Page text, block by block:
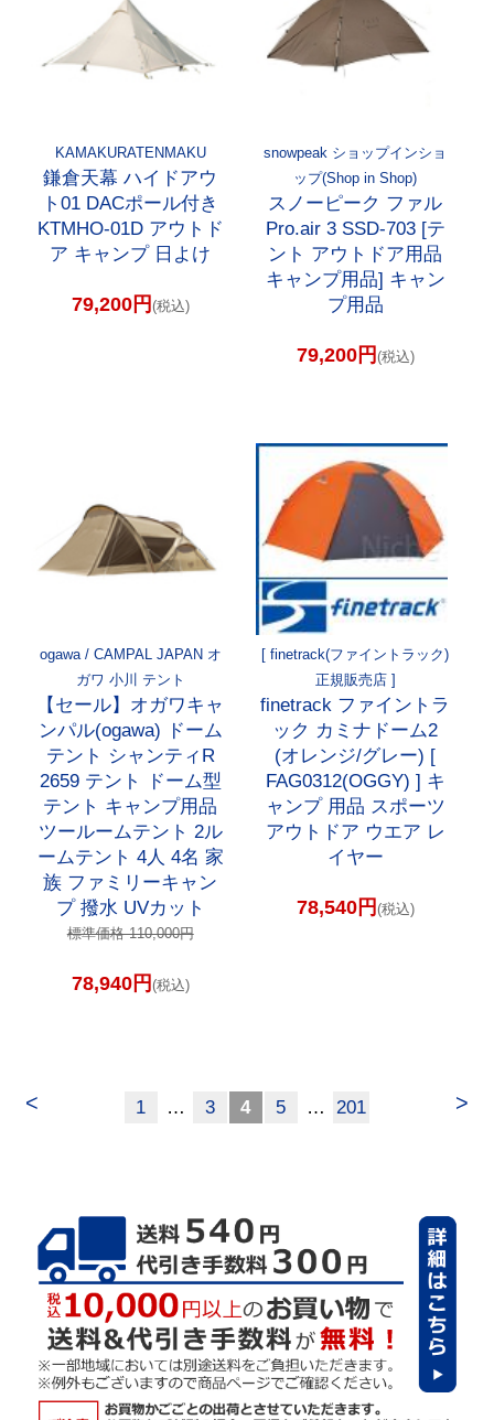
KAMAKURATENMAKU
鎌倉天幕 ハイドアウ
ト01 DACポール付き
KTMHO-01D アウトド
ア キャンプ 日よけ
79,200円 (税込)
snowpeak ショップインショ
ップ(Shop in Shop)
スノーピーク ファル
Pro.air 3 SSD-703 [テ
ント アウトドア用品
キャンプ用品] キャン
プ用品
79,200円 (税込)
ogawa / CAMPAL JAPAN オ
ガワ 小川 テント
【セール】オガワキャ
ンパル(ogawa) ドーム
テント シャンティR
2659 テント ドーム型
テント キャンプ用品
ツールームテント 2ル
ームテント 4人 4名 家
族 ファミリーキャン
プ 撥水 UVカット
標準価格 110,000円
78,940円 (税込)
[ finetrack(ファイントラック)
正規販売店 ]
finetrack ファイントラ
ック カミナドーム2
(オレンジ/グレー) [
FAG0312(OGGY) ] キ
ャンプ 用品 スポーツ
アウトドア ウエア レ
イヤー
78,540円 (税込)
< >
1 … 3 4 5 … 201